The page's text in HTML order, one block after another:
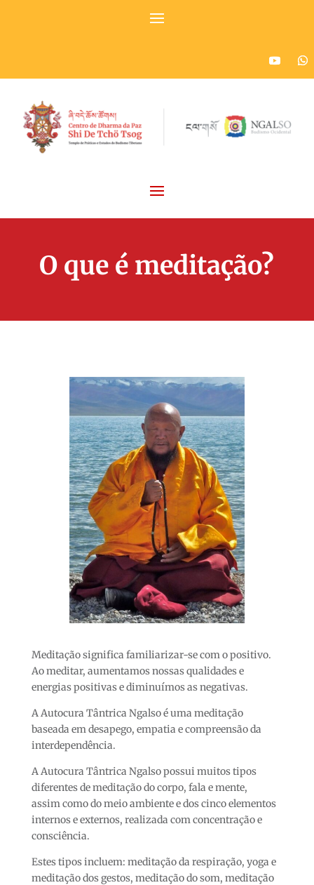
O que é meditação?
Meditação significa familiarizar-se com o positivo.
Ao meditar, aumentamos nossas qualidades e
energias positivas e diminuímos as negativas.
A Autocura Tântrica Ngalso é uma meditação
baseada em desapego, empatia e compreensão da
interdependência.
A Autocura Tântrica Ngalso possui muitos tipos
diferentes de meditação do corpo, fala e mente,
assim como do meio ambiente e dos cinco elementos
internos e externos, realizada com concentração e
consciência.
Estes tipos incluem: meditação da respiração, yoga e
meditação dos gestos, meditação do som, meditação